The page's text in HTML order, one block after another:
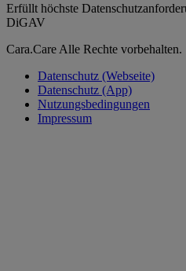
Erfüllt höchste
DiGAV
Cara.Care Alle Rechte vorbehalten.
Datenschutz (Webseite)
Datenschutz (App)
Nutzungsbedingungen
Impressum